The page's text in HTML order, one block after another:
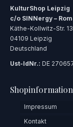
KulturShop Leipzig
c/o SINNergy –
Käthe-Kollwitz-Str. 13
04109 Leipzig
Deutschland
Ust-IdNr.: DE
Shopinformation
Impressum
Kontakt